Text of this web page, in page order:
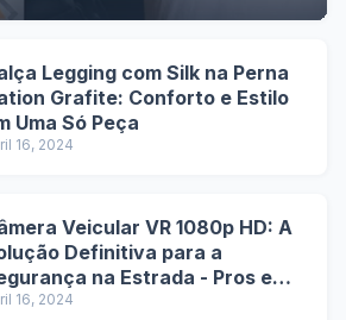
Legging com Silk na Perna
Grafite: Conforto e Estilo
Uma Só Peça
16, 2024
Veicular VR 1080p HD: A
Definitiva para a
na Estrada - Pros e
16, 2024